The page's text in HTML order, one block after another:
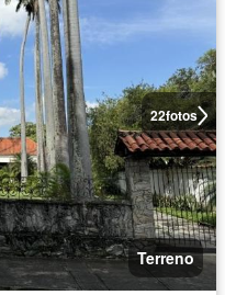
22fotos
Terreno